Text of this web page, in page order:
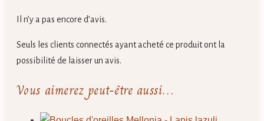
Il n’y a pas encore d’avis.
Seuls les clients connectés ayant acheté ce produit ont la
possibilité de laisser un avis.
Vous aimerez peut-être aussi…